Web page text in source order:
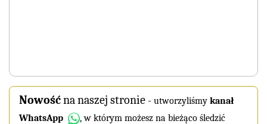
Nowośćna naszej stronie - utworzyliśmy kanał
WhatsApp
, w którym możesz na bieżąco śledzić